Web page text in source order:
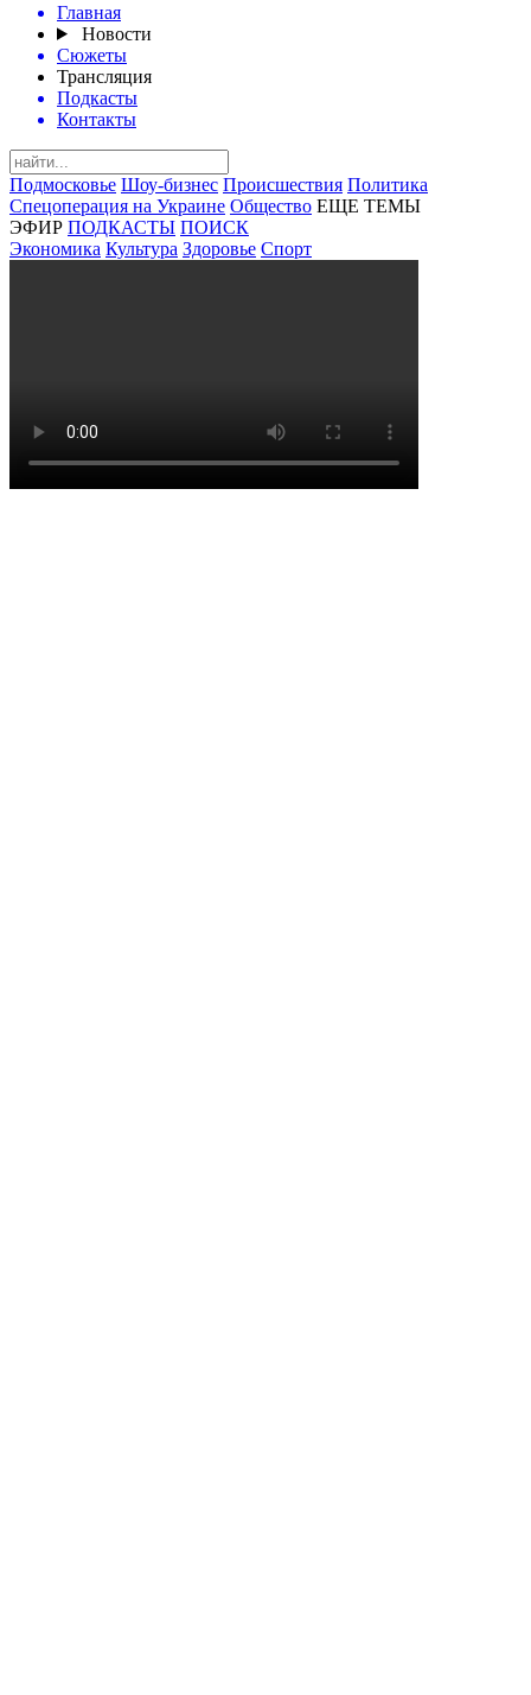
Главная
Новости
Сюжеты
Трансляция
Подкасты
Контакты
Подмосковье Шоу-бизнес Происшествия Политика
Спецоперация на Украине Общество ЕЩЕ ТЕМЫ
ЭФИР ПОДКАСТЫ ПОИСК
Экономика Культура Здоровье Спорт